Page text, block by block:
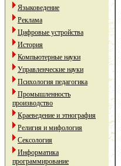
Языковедение
Реклама
Цифровые устройства
История
Компьютерные науки
Управленческие науки
Психология педагогика
Промышленность
производство
Краеведение и этнография
Религия и мифология
Сексология
Информатика
программирование